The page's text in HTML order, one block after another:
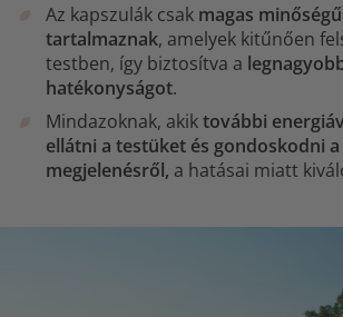
Az kapszulák csak magas
tartalmaznak, amelyek kitűnően
testben, így biztosítva a
hatékonyságot.
Mindazoknak, akiktovábbi
ellátni a testüket és gondoskodni
megjelenésről, a hatásai miatt